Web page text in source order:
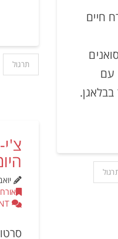
חיים
עם
תרגול
LEAVE A COMMENT